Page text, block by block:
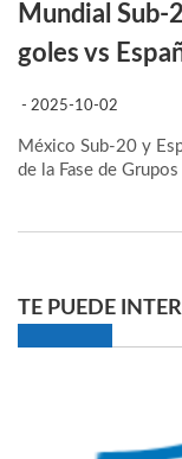
Mundial Sub-
goles vs
- 2025-10-02
México Sub-20 y
de la Fase de
TE PUEDE